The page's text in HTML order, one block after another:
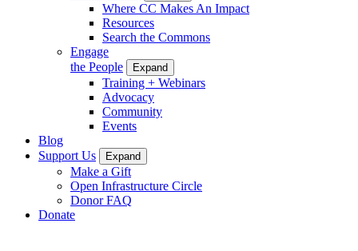
Where CC Makes An Impact
Resources
Search the Commons
Engage
the People
Expand
Training + Webinars
Advocacy
Community
Events
Blog
Support Us
Expand
Make a Gift
Open Infrastructure Circle
Donor FAQ
Donate